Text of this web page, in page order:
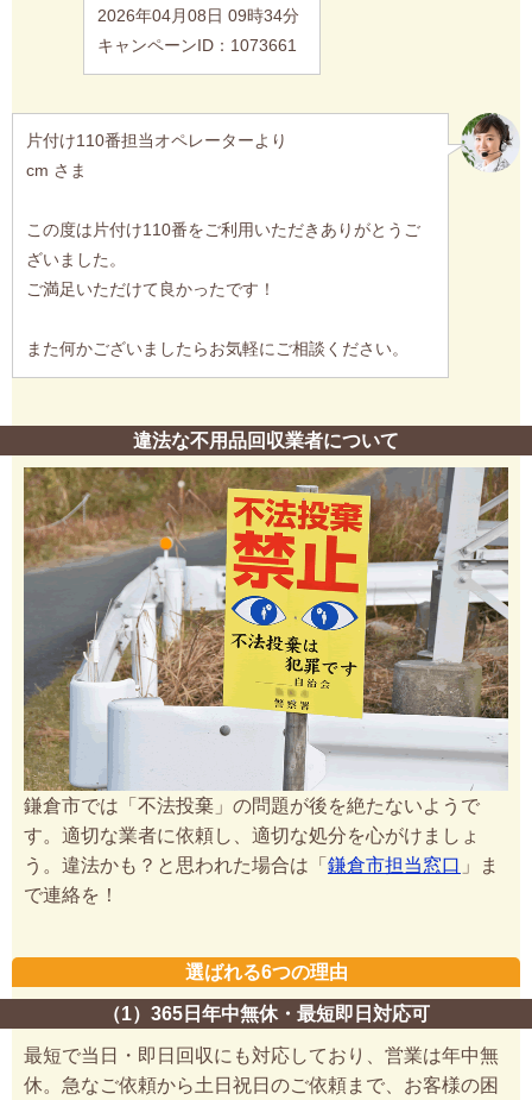
2026年04月08日 09時34分
キャンペーンID：1073661
片付け110番担当オペレーターより
cm さま
この度は片付け110番をご利用いただきありがとうご
ざいました。
ご満足いただけて良かったです！
また何かございましたらお気軽にご相談ください。
違法な不用品回収業者について
鎌倉市では「不法投棄」の問題が後を絶たないようで
す。適切な業者に依頼し、適切な処分を心がけましょ
う。違法かも？と思われた場合は「 鎌倉市担当窓口 」ま
で連絡を！
選ばれる6つの理由
（1）365日年中無休・最短即日対応可
最短で当日・即日回収にも対応しており、営業は年中無
休。急なご依頼から土日祝日のご依頼まで、お客様の困